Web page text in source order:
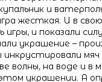
и
жесткая. И в
игры, и показали
украшение –
мяч
волны, на воде и в
украшении. А